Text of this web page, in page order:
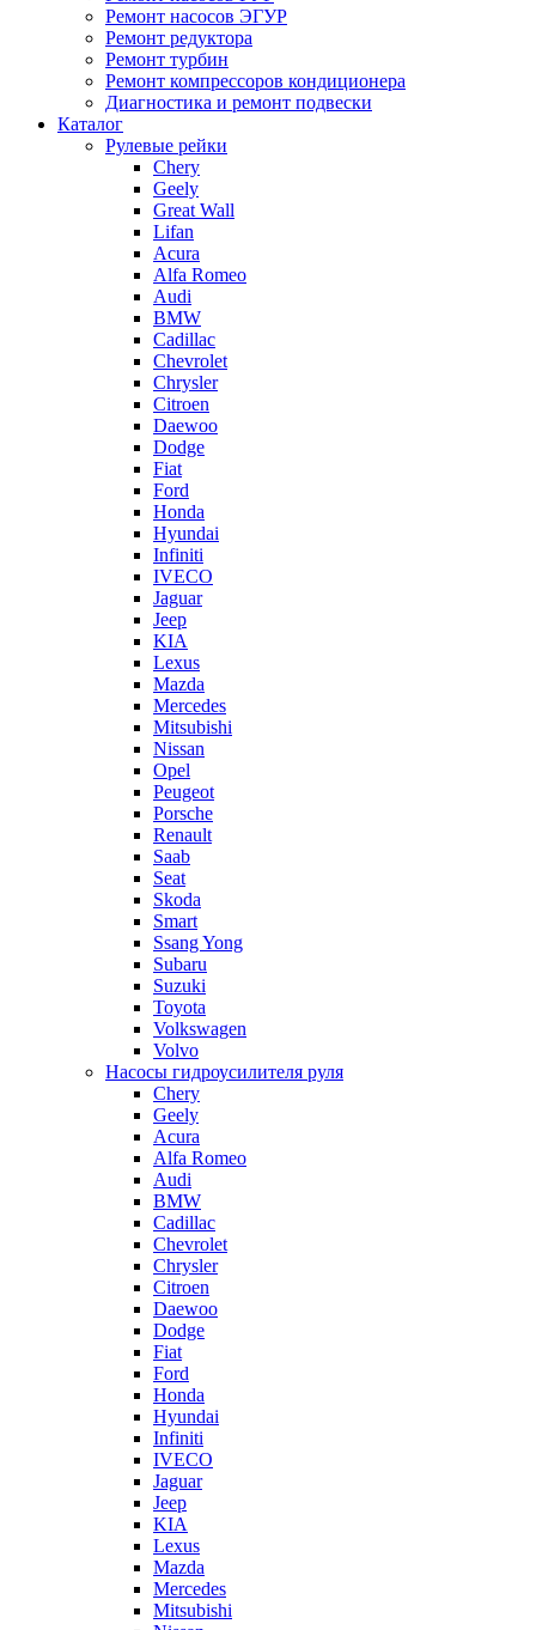
Ремонт насосов ЭГУР
Ремонт редуктора
Ремонт турбин
Ремонт компрессоров кондиционера
Диагностика и ремонт подвески
Каталог
Рулевые рейки
Chery
Geely
Great Wall
Lifan
Acura
Alfa Romeo
Audi
BMW
Cadillac
Chevrolet
Chrysler
Citroen
Daewoo
Dodge
Fiat
Ford
Honda
Hyundai
Infiniti
IVECO
Jaguar
Jeep
KIA
Lexus
Mazda
Mercedes
Mitsubishi
Nissan
Opel
Peugeot
Porsche
Renault
Saab
Seat
Skoda
Smart
Ssang Yong
Subaru
Suzuki
Toyota
Volkswagen
Volvo
Насосы гидроусилителя руля
Chery
Geely
Acura
Alfa Romeo
Audi
BMW
Cadillac
Chevrolet
Chrysler
Citroen
Daewoo
Dodge
Fiat
Ford
Honda
Hyundai
Infiniti
IVECO
Jaguar
Jeep
KIA
Lexus
Mazda
Mercedes
Mitsubishi